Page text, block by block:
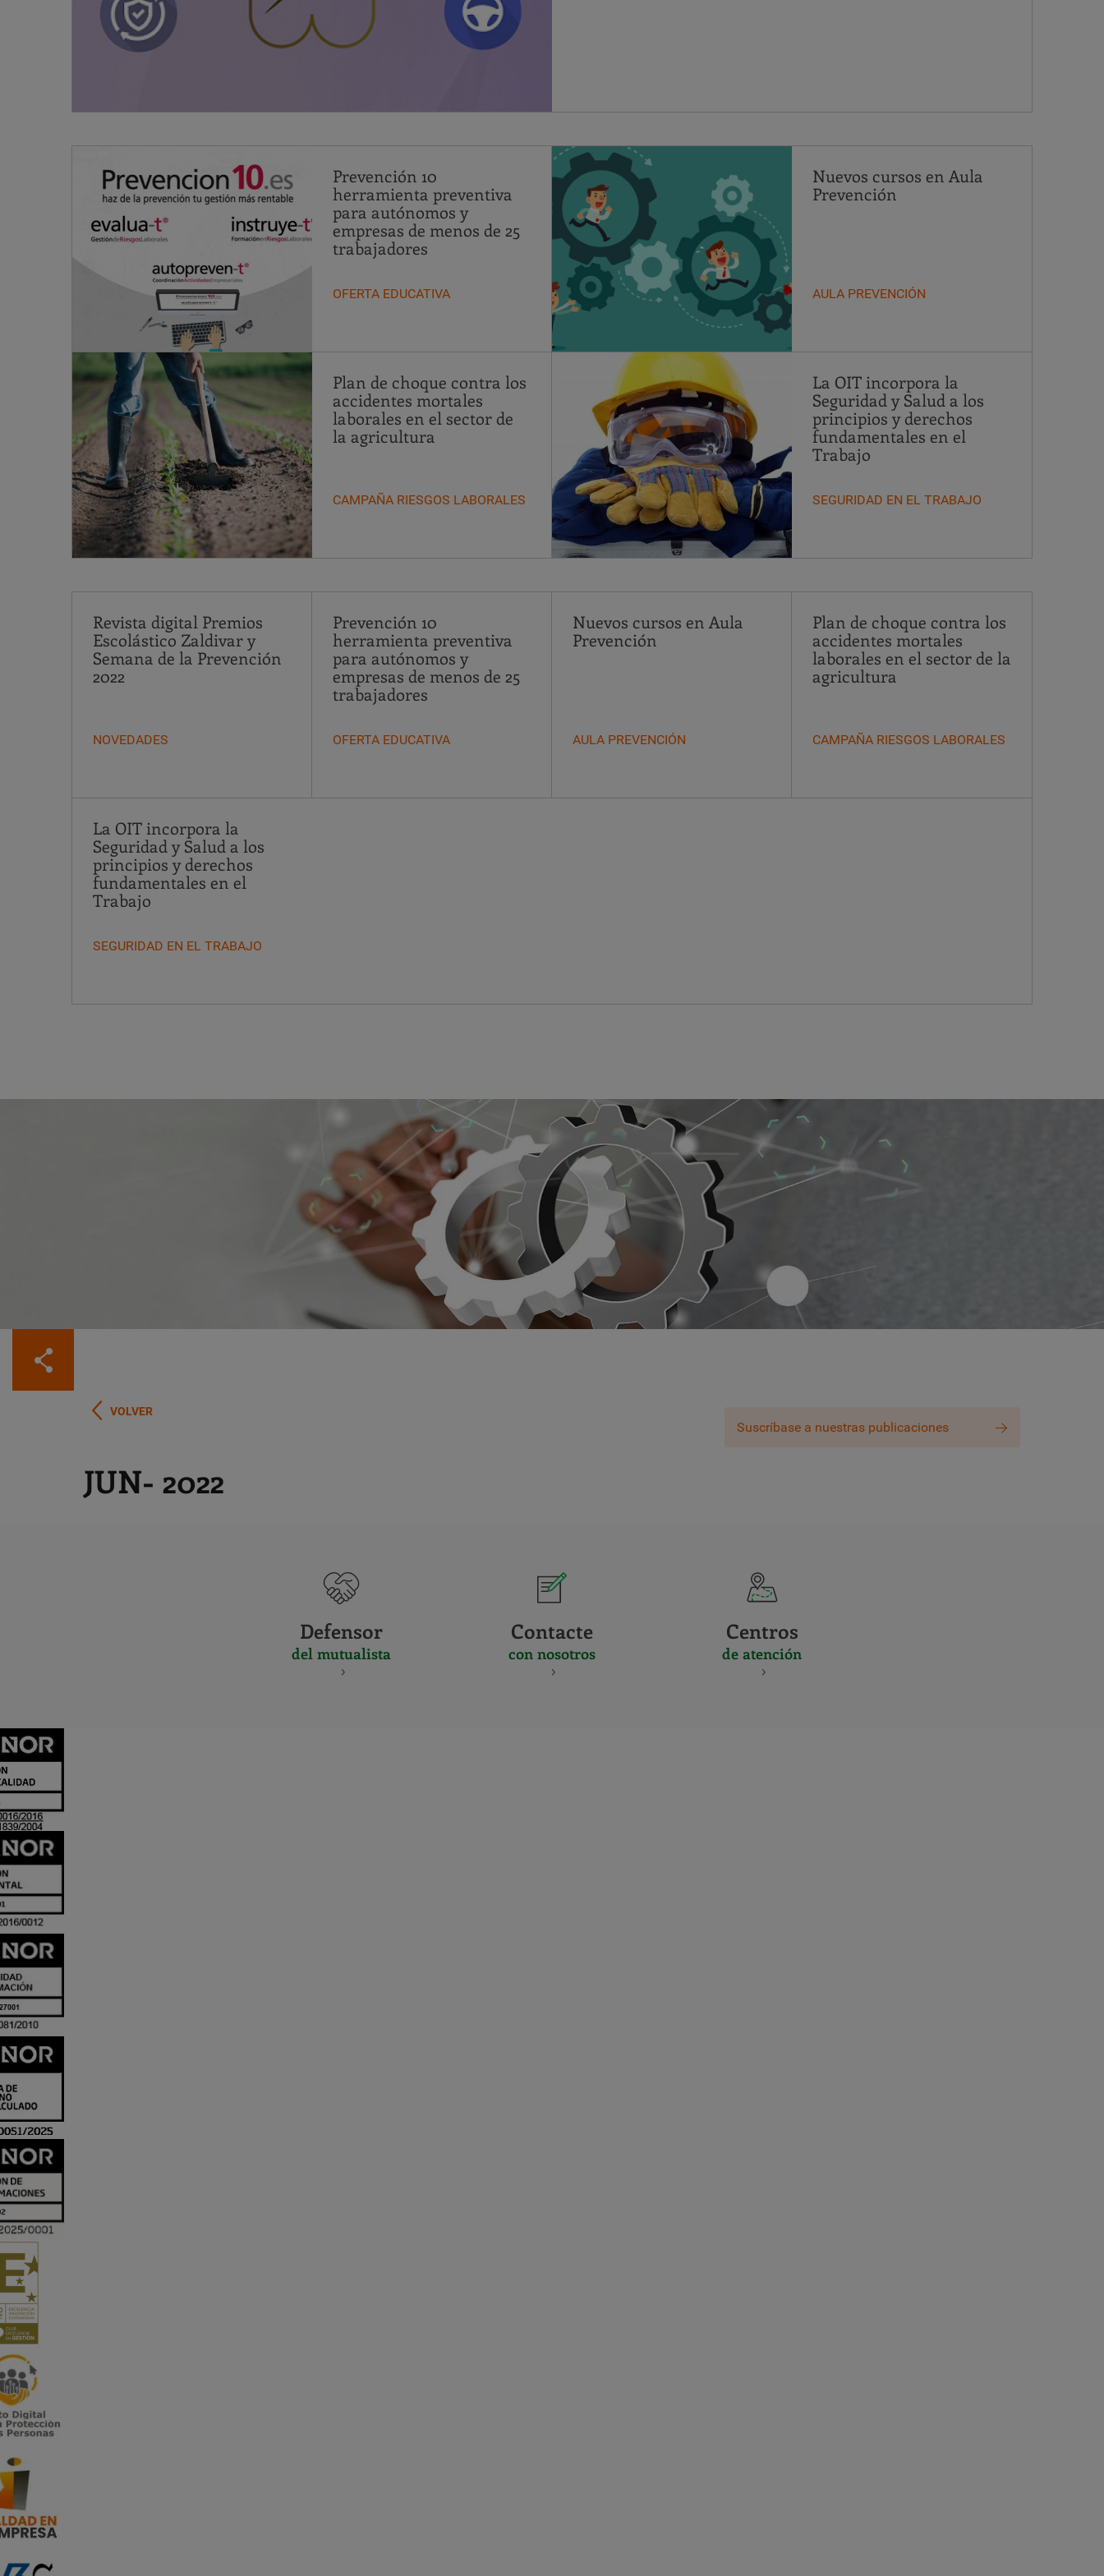
Prevención 10
herramienta preventiva
para autónomos y
empresas de menos de 25
trabajadores
OFERTA EDUCATIVA
Nuevos cursos en Aula
Prevención
AULA PREVENCIÓN
Plan de choque contra los
accidentes mortales
laborales en el sector de
la agricultura
CAMPAÑA RIESGOS LABORALES
La OIT incorpora la
Seguridad y Salud a los
principios y derechos
fundamentales en el
Trabajo
SEGURIDAD EN EL TRABAJO
Revista digital Premios
Escolástico Zaldivar y
Semana de la Prevención
2022
NOVEDADES
Prevención 10
herramienta preventiva
para autónomos y
empresas de menos de 25
trabajadores
OFERTA EDUCATIVA
Nuevos cursos en Aula
Prevención
AULA PREVENCIÓN
Plan de choque contra los
accidentes mortales
laborales en el sector de la
agricultura
CAMPAÑA RIESGOS LABORALES
La OIT incorpora la
Seguridad y Salud a los
principios y derechos
fundamentales en el
Trabajo
SEGURIDAD EN EL TRABAJO
VOLVER
JUN- 2022
Suscríbase a nuestras publicaciones
Defensor
del mutualista
Contacte
con nosotros
Centros
de atención